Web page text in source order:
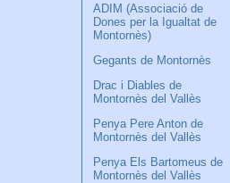
ADIM (Associació de
Dones per la Igualtat de
Montornès)
Gegants de Montornès
Drac i Diables de
Montornès del Vallès
Penya Pere Anton de
Montornès del Vallès
Penya Els Bartomeus de
Montornès del Vallès